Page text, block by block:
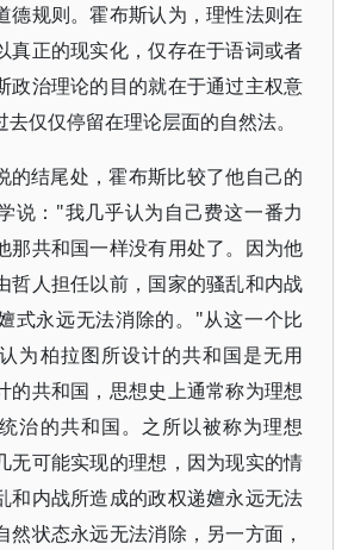
德规则。霍布斯认为，理性法则在
真正的现实化，仅存在于语词或者
政治理论的目的就在于通过主权意
仅仅停留在理论层面的自然法。
的结尾处，霍布斯比较了他自己的
说："我几乎认为自己费这一番力
那共和国一样没有用处了。因为他
哲人担任以前，国家的骚乱和内战
式永远无法消除的。"从这一个比
为柏拉图所设计的共和国是无用
的共和国，思想史上通常称为理想
治的共和国。之所以被称为理想
无可能实现的理想，因为现实的情
和内战所造成的政权递嬗永远无法
然状态永远无法消除，另一方面，